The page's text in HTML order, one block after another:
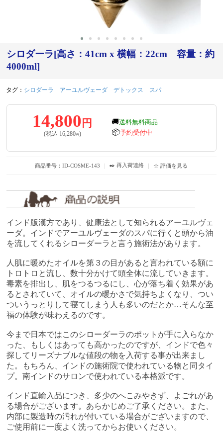
シロダーラ[高さ：41cm x 横幅：22cm 容量：約
4000ml]
タグ： シロダーラ アーユルヴェーダ デトックス スパ
14,800 円
(税込 16,280円)
🚚送料無料商品
📦予約受付中
商品番号：ID-COSME-143 ｜ ✒️ 再入荷連絡 ｜ ☆ 評価を見る
インド版漢方であり、健康法として知られるアーユルヴェ
ーダ。インドでアーユルヴェーダのスパに行くと頭から油
を流してくれるシローダーラと言う施術法があります。
人肌に暖めたオイルを第３の目があると言われている額に
トロトロと流し、数十分かけて頭全体に流していきます。
毒素を排出し、肌をつるつるにし、心が落ち着く効果があ
るとされていて、オイルの暖かさで気持ちよくなり、つい
ついうっとりして寝てしまう人も多いのだとか…そんな至
福の体験が味わえるのです。
今まで日本ではこのシローダーラのポットが手に入らなか
った、もしくはあっても高かったのですが、インドで色々
探してリーズナブルな値段の物を入荷する事が出来まし
た。もちろん、インドの施術院で使われている物と同タイ
プ。南インドのサロンで使われている本格派です。
インド直輸入品につき、多少のへこみやきず、よごれがあ
る場合がございます。あらかじめご了承ください。また、
内部に製造時の汚れが付いている場合がございますので、
ご使用前に一度よく洗ってからお使いください。